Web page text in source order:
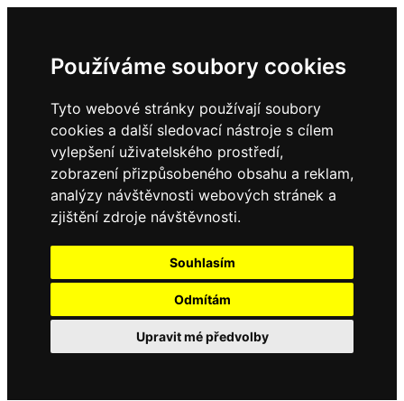
Používáme soubory cookies
Tyto webové stránky používají soubory
cookies a další sledovací nástroje s cílem
vylepšení uživatelského prostředí,
zobrazení přizpůsobeného obsahu a reklam,
analýzy návštěvnosti webových stránek a
zjištění zdroje návštěvnosti.
Souhlasím
Odmítám
Upravit mé předvolby